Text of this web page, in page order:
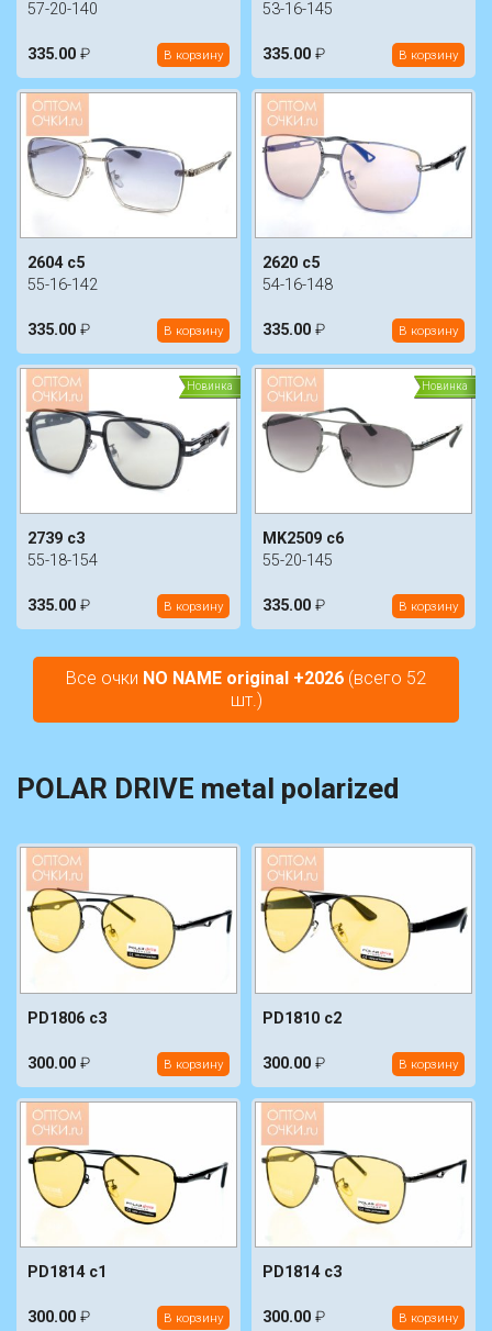
57-20-140
335.00 ₽ В корзину
53-16-145
335.00 ₽ В корзину
2604 c5
55-16-142
335.00 ₽ В корзину
2620 c5
54-16-148
335.00 ₽ В корзину
Новинка
2739 c3
55-18-154
335.00 ₽ В корзину
Новинка
MK2509 c6
55-20-145
335.00 ₽ В корзину
Все очки NO NAME original +2026 (всего 52
шт.)
POLAR DRIVE metal polarized
PD1806 c3
300.00 ₽ В корзину
PD1810 c2
300.00 ₽ В корзину
PD1814 c1
300.00 ₽ В корзину
PD1814 c3
300.00 ₽ В корзину